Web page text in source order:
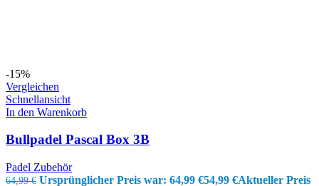
-15%
Vergleichen
Schnellansicht
In den Warenkorb
Bullpadel Pascal Box 3B
Padel Zubehör
64,99€ Ursprünglicher Preis war: 64,99 €54,99 €Aktueller Preis